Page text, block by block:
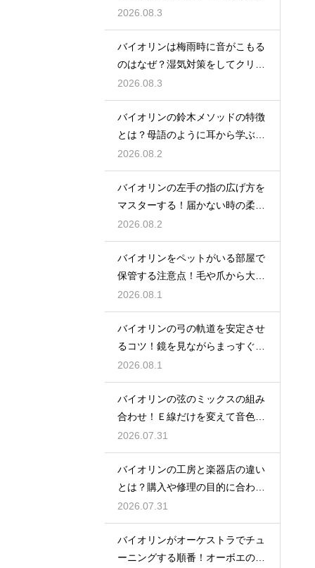
一体感と魅力
2026.08.3
バイオリンは梅雨時に音がこもる
のはなぜ？湿気対策をしてクリア
な響きを保つ
2026.08.3
バイオリンの鈴木メソッドの特徴
とは？母語のように耳から学ぶ音
楽教育の魅力
2026.08.2
バイオリンの左手の指の広げ方を
マスターする！届かない時の柔軟
ストレッチ練習
2026.08.2
バイオリンをペットがいる部屋で
保管する注意点！毛や爪から大切
な楽器を守る
2026.08.1
バイオリンの弓の軌道を安定させ
るコツ！鏡を見ながらまっすぐ弾
く練習法
2026.08.1
バイオリンの弦のミックスの組み
合わせ！Ｅ線だけを変えて音色の
バランスをとる
2026.07.31
バイオリンの工房と楽器店の違い
とは？購入や修理の目的に合わせ
た選び方
2026.07.31
バイオリンがオーケストラでチュ
ーニングする順番！オーボエの音